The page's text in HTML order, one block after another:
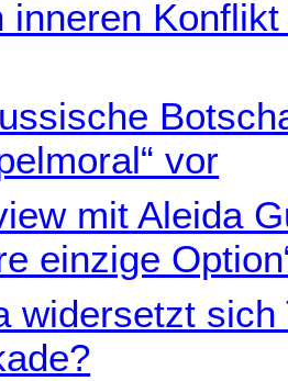
inneren
vor
mit Aleida
einzige
widersetzt